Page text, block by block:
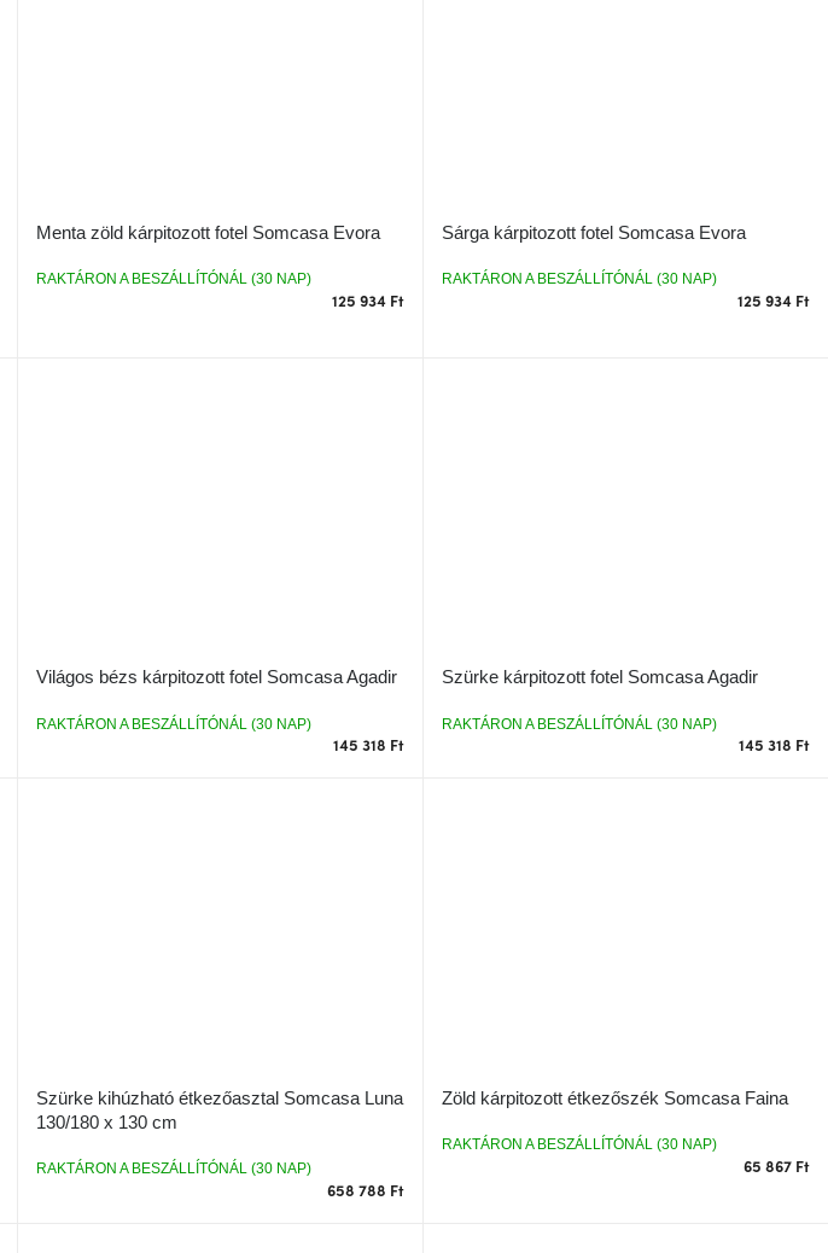
Menta zöld kárpitozott fotel Somcasa Evora
RAKTÁRON A BESZÁLLÍTÓNÁL (30 NAP)
125 934 Ft
Sárga kárpitozott fotel Somcasa Evora
RAKTÁRON A BESZÁLLÍTÓNÁL (30 NAP)
125 934 Ft
Világos bézs kárpitozott fotel Somcasa Agadir
RAKTÁRON A BESZÁLLÍTÓNÁL (30 NAP)
145 318 Ft
Szürke kárpitozott fotel Somcasa Agadir
RAKTÁRON A BESZÁLLÍTÓNÁL (30 NAP)
145 318 Ft
Szürke kihúzható étkezőasztal Somcasa Luna
130/180 x 130 cm
RAKTÁRON A BESZÁLLÍTÓNÁL (30 NAP)
658 788 Ft
Zöld kárpitozott étkezőszék Somcasa Faina
RAKTÁRON A BESZÁLLÍTÓNÁL (30 NAP)
65 867 Ft